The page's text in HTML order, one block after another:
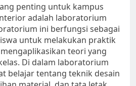
penting untuk kampus
adalah laboratorium
ini berfungsi sebagai
untuk melakukan praktik
teori yang
Di dalam laboratorium
belajar tentang teknik desain